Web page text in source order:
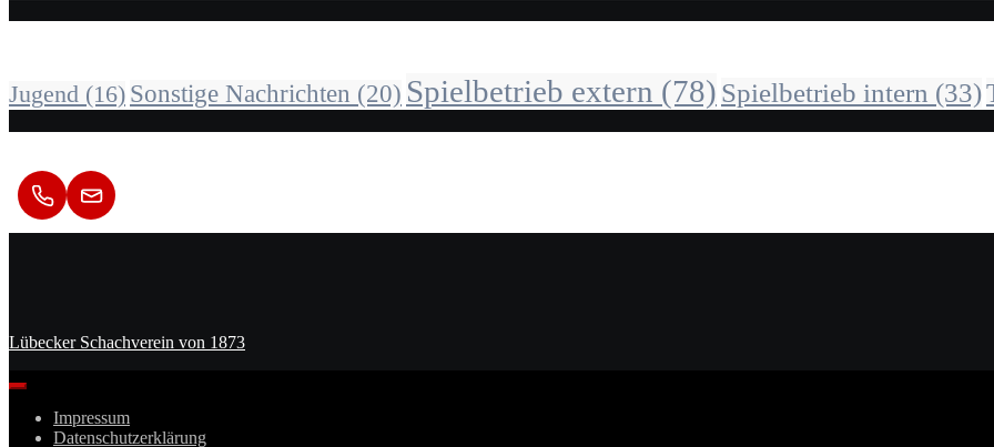
Jugend (16) Sonstige Nachrichten (20) Spielbetrieb extern (78) Spielbetrieb intern (33)
Lübecker Schachverein von 1873
Impressum
Datenschutzerklärung